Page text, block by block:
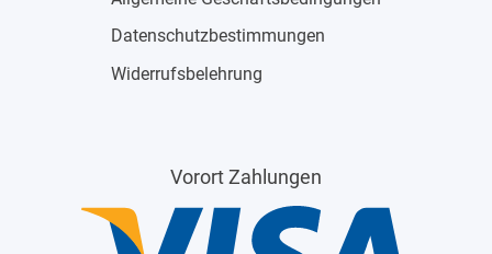
Datenschutzbestimmungen
Widerrufsbelehrung
Vorort Zahlungen